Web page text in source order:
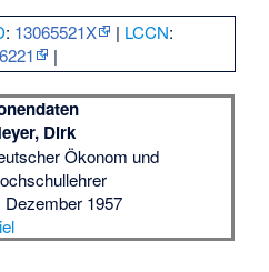
: 13065521X | LCCN:
|
Dirk
Ökonom und
Dezember 1957